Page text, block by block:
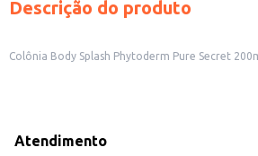
Descrição do produto
Colônia Body Splash Phytoderm Pure Secret
Atendimento